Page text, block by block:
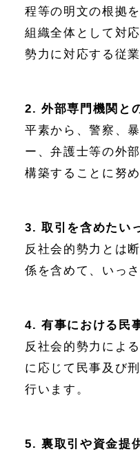
程等の明文の根拠
組織全体として対
勢力に対応する従
2. 外部専門機関と
平素から、警察、
ー、弁護士等の外
構築することに努め
3. 取引を含めたい
反社会的勢力とは
係を含めて、いっ
4. 有事における民
反社会的勢力によ
に応じて民事及び
行います。
5. 裏取引や資金提